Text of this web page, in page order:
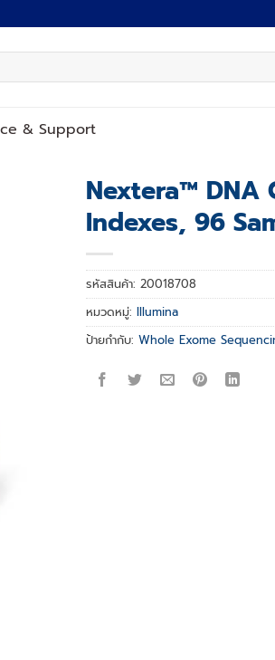
& Support
Nextera™ DNA
Indexes, 96
รหัสสินค้า: 20018708
หมวดหมู่: Illumina
ป้ายกำกับ: Whole Exome